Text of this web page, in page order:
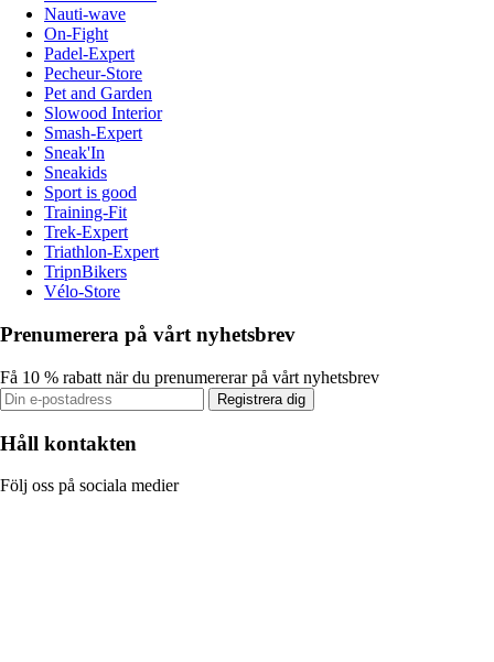
Nauti-wave
On-Fight
Padel-Expert
Pecheur-Store
Pet and Garden
Slowood Interior
Smash-Expert
Sneak'In
Sneakids
Sport is good
Training-Fit
Trek-Expert
Triathlon-Expert
TripnBikers
Vélo-Store
Prenumerera på vårt nyhetsbrev
Få 10 % rabatt när du prenumererar på vårt nyhetsbrev
Registrera dig
Håll kontakten
Följ oss på sociala medier